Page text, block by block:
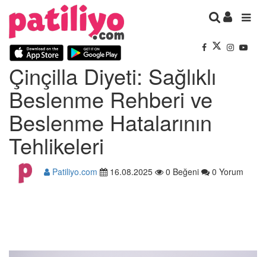
Çinçilla Diyeti: Sağlıklı
Beslenme Rehberi ve
Beslenme Hatalarının
Tehlikeleri
Patiliyo.com 16.08.2025 0 Beğeni 0 Yorum